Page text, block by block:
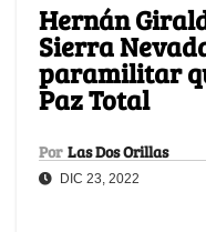
Hernán
Sierra
paramilitar
Paz Total
Por Las Dos Orillas
DIC 23, 2022